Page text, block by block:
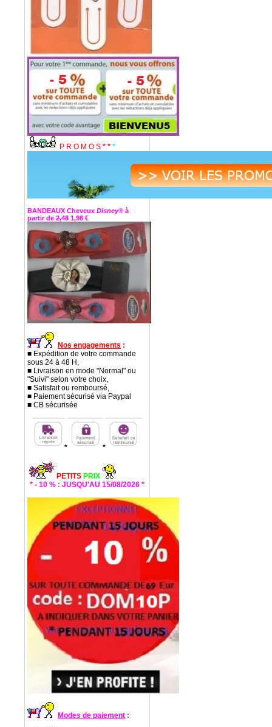
P R O M O S * * *
BANDEAUX Cheveux Disney® à
partir de 2,48 1,98 €
Nos engagements :
■ Expédition de votre commande
sous 24 à 48 H,
■ Livraison en mode "Normal" ou
"Suivi" selon votre choix,
■ Satisfait ou remboursé,
■ Paiement sécurisé via Paypal
■ CB sécurisée
* *
PETITS PRIX
* - 10 % : JUSQU'AU 15/08/2026 *
Modes de paiement :